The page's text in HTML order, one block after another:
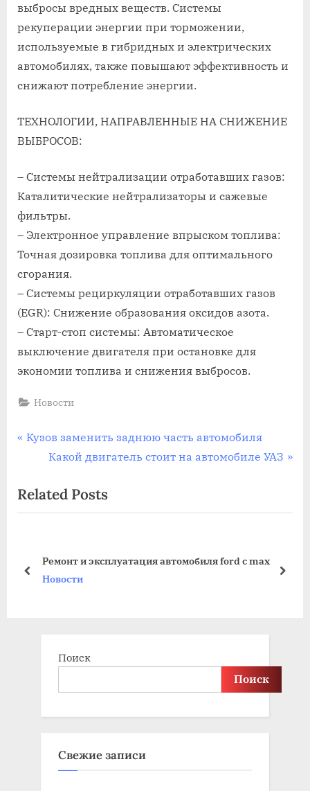
выбросы вредных веществ. Системы
рекуперации энергии при торможении,
используемые в гибридных и электрических
автомобилях, также повышают эффективность и
снижают потребление энергии.
ТЕХНОЛОГИИ, НАПРАВЛЕННЫЕ НА СНИЖЕНИЕ
ВЫБРОСОВ:
– Системы нейтрализации отработавших газов:
Каталитические нейтрализаторы и сажевые
фильтры.
– Электронное управление впрыском топлива:
Точная дозировка топлива для оптимального
сгорания.
– Системы рециркуляции отработавших газов
(EGR): Снижение образования оксидов азота.
– Старт-стоп системы: Автоматическое
выключение двигателя при остановке для
экономии топлива и снижения выбросов.
Новости
Навигация
записям
P
v
i
s
Кузов заменить заднюю часть автомобиля
N
x
t
Какой двигатель стоит на автомобиле УАЗ
Related Posts
Ремонт и эксплуатация автомобиля ford c max
Новости
prev next
Поиск
Поиск
Свежие записи